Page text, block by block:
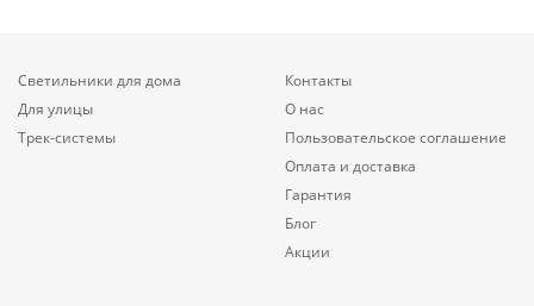
Светильники для дома
Для улицы
Трек-системы
Контакты
О нас
Пользовательское соглашение
Оплата и доставка
Гарантия
Блог
Акции